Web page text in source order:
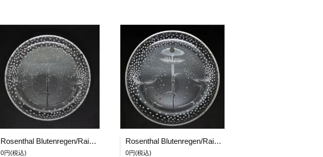
Rosenthal Blutenregen/Raining Blossom/花の雨 プレート 20cm (5)
0円(税込)
Rosenthal Blutenregen/Raining Blossom/花の雨 プレート 25cm (1)
0円(税込)